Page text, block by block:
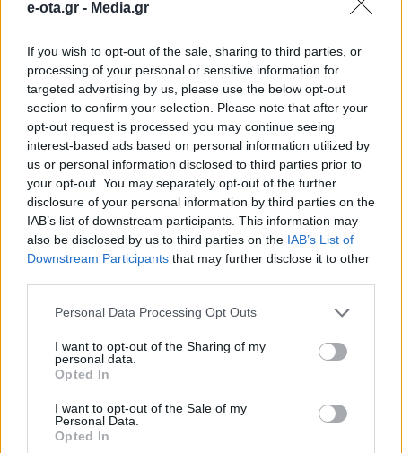
e-ota.gr - Media.gr
If you wish to opt-out of the sale, sharing to third parties, or
processing of your personal or sensitive information for
targeted advertising by us, please use the below opt-out
section to confirm your selection. Please note that after your
opt-out request is processed you may continue seeing
interest-based ads based on personal information utilized by
us or personal information disclosed to third parties prior to
your opt-out. You may separately opt-out of the further
disclosure of your personal information by third parties on the
IAB’s list of downstream participants. This information may
also be disclosed by us to third parties on the IAB’s List of
Downstream Participants that may further disclose it to other
Personal Data Processing Opt Outs
I want to opt-out of the Sharing of my
personal data.
Opted In
I want to opt-out of the Sale of my
Personal Data.
Opted In
Θέμα χρόνου η ομαλοποίηση της υδροδότησης
στη Χίο
08.08.2026 - 12.08